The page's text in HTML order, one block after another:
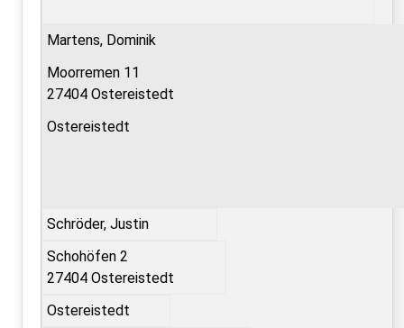
Martens, Dominik
Moorremen 11
27404 Ostereistedt
Ostereistedt
Schröder, Justin
Schohöfen 2
27404 Ostereistedt
Ostereistedt